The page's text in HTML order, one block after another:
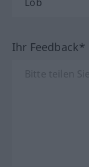
Ihr Feedback*